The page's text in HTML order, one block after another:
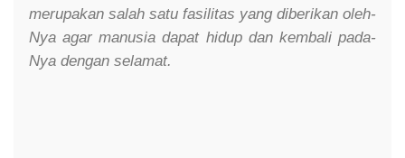
merupakan salah satu fasilitas yang diberikan oleh-
Nya agar manusia dapat hidup dan kembali pada-
Nya dengan selamat.